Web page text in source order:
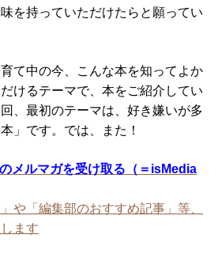
を持っていただけたらと願ってい
て中の今、こんな本を知ってよか
けるテーマで、本をご紹介してい
、最初のテーマは、好き嫌いが多
」です。では、また！
メルマガを受け取る（＝isMedia
や「編集部のおすすめ記事」等、
ます